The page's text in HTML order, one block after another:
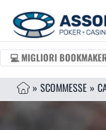
Vai al contenuto
💻 MIGLIORI
» SCOMMESSE»